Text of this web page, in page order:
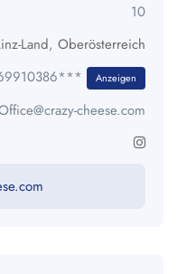
10
Land, Oberösterreich
Anzeigen
cheese.com